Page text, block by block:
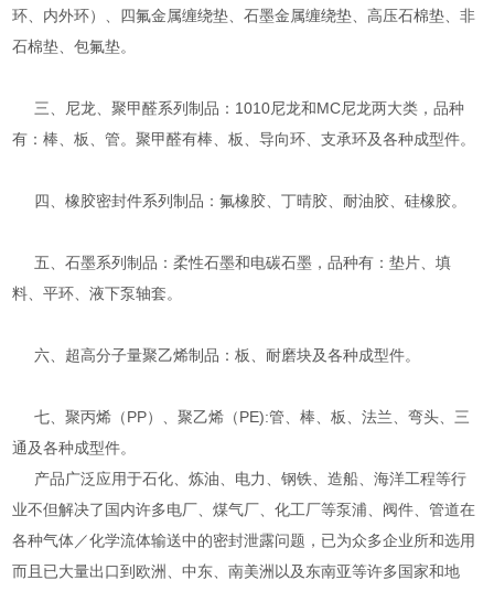
环、内外环）、四氟金属缠绕垫、石墨金属缠绕垫、高压石棉垫、非
石棉垫、包氟垫。
三、尼龙、聚甲醛系列制品：1010尼龙和MC尼龙两大类，品种
有：棒、板、管。聚甲醛有棒、板、导向环、支承环及各种成型件。
四、橡胶密封件系列制品：氟橡胶、丁晴胶、耐油胶、硅橡胶。
五、石墨系列制品：柔性石墨和电碳石墨，品种有：垫片、填
料、平环、液下泵轴套。
六、超高分子量聚乙烯制品：板、耐磨块及各种成型件。
七、聚丙烯（PP）、聚乙烯（PE):管、棒、板、法兰、弯头、三
通及各种成型件。
产品广泛应用于石化、炼油、电力、钢铁、造船、海洋工程等行
业不但解决了国内许多电厂、煤气厂、化工厂等泵浦、阀件、管道在
各种气体／化学流体输送中的密封泄露问题，已为众多企业所和选用
而且已大量出口到欧洲、中东、南美洲以及东南亚等许多国家和地